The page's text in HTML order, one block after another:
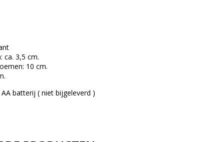
ca. 3,5 cm.
10 cm.
batterij ( niet bijgeleverd )